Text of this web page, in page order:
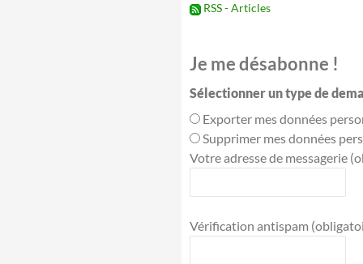
RSS - Articles
Je me désabonne !
Sélectionner un type de
Exporter mes données
Supprimer mes données
Votre adresse de messagerie
Vérification antispam